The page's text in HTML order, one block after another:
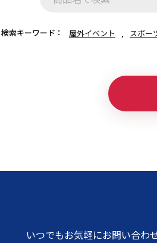
検索キーワード： 屋外イベント スポー
いつでもお気軽にお問い合わ